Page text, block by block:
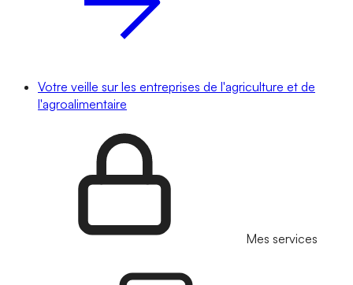
Votre veille sur les entreprises de l'agriculture et de
l'agroalimentaire
Mes services